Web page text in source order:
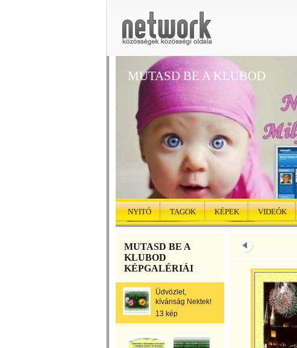
MUTASD BE A KLUBOD
NYITÓ TAGOK KÉPEK VIDEÓK
MUTASD BE A
KLUBOD
KÉPGALÉRIÁI
Üdvözlet,
kívánság Nektek!
13 kép